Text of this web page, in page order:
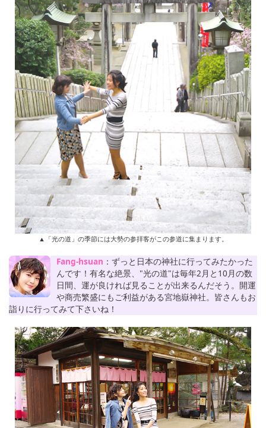
▲「光の道」の季節には大勢の参拝客がこの参道に集まります。
Fang-hsuan ：ずっと日本の神社に行ってみたかった
んです！有名な絶景、"光の道"は毎年2月と10月の数
日間、運が良ければ見ることが出来るんだそう。開運
や商売繁盛にもご利益がある宮地嶽神社。皆さんもお
詣りに行ってみて下さいね！